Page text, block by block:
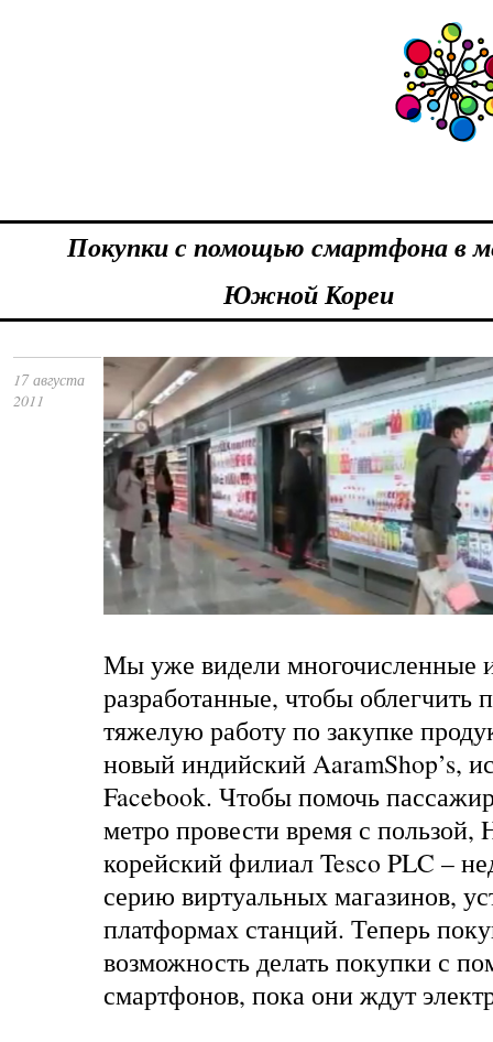
Покупки с помощью смартфона в
Южной Кореи
17 августа
2011
Мы уже видели многочисленные
разработанные, чтобы облегчить
тяжелую работу по закупке
новый индийскийAaramShop’s,
Facebook. Чтобы помочь
метро провести время с пользой,
корейский филиалTesco PLC –
серию виртуальных магазинов,
платформах станций. Теперь
возможность делать покупки с
смартфонов, пока они ждут